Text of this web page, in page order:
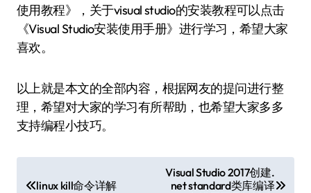
使用教程》，关于visual studio的安装教程可以点击
《Visual Studio安装使用手册》进行学习，希望大家
喜欢。
以上就是本文的全部内容，根据网友的提问进行整
理，希望对大家的学习有所帮助，也希望大家多多
支持编程小技巧。
linux kill命令详解
Visual Studio 2017创建.
net standard类库编译